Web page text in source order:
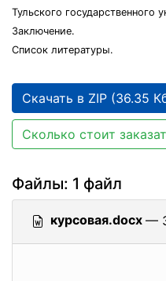
Тульского государственного
Заключение.
Список литературы.
Скачать в ZIP (36.35
Сколько стоит
Файлы: 1 файл
курсовая.docx —